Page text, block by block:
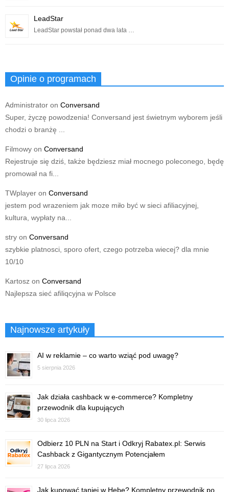
LeadStar
LeadStar powstał ponad dwa lata …
Opinie o programach
Administrator on Conversand
Super, życzę powodzenia! Conversand jest świetnym wyborem jeśli
chodzi o branżę ...
Filmowy on Conversand
Rejestruje się dziś, także będziesz miał mocnego poleconego, będę
promował na fi...
TWplayer on Conversand
jestem pod wrazeniem jak moze miło być w sieci afiliacyjnej,
kultura, wypłaty na...
stry on Conversand
szybkie platnosci, sporo ofert, czego potrzeba wiecej? dla mnie
10/10
Kartosz on Conversand
Najlepsza sieć afiliqcyjna w Polsce
Najnowsze artykuły
AI w reklamie – co warto wziąć pod uwagę?
5 sierpnia 2026
Jak działa cashback w e-commerce? Kompletny
przewodnik dla kupujących
30 lipca 2026
Odbierz 10 PLN na Start i Odkryj Rabatex.pl: Serwis
Cashback z Gigantycznym Potencjałem
27 lipca 2026
Jak kupować taniej w Hebe? Kompletny przewodnik po